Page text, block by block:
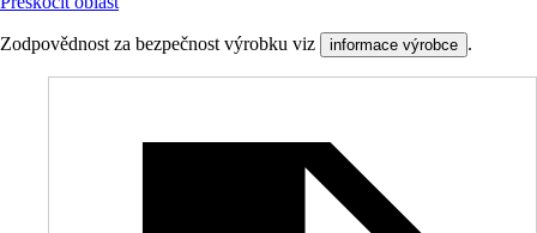
Zodpovědnost za bezpečnost výrobku viz informace výrobce .